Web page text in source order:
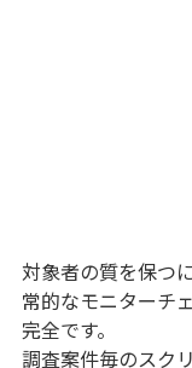
対象者の質を保つ
常的なモニターチ
完全です。
調査案件毎のスク